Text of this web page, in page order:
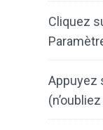
Cliquez
Appuyez